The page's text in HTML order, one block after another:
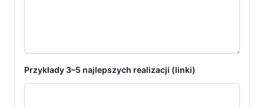
Przykłady 3–5 najlepszych realizacji (linki)